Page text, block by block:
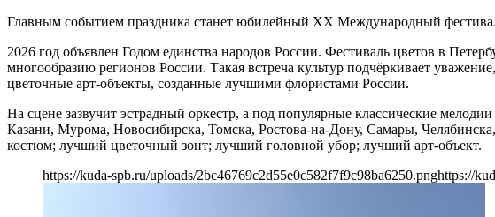
Главным событием праздника станет юбилейный XX Международный
2026 год объявлен Годом единства народов России. Фестиваль цветов в
многообразию регионов России. Такая встреча культур подчёркивает
цветочные арт-объекты, созданные лучшими флористами России.
На сцене зазвучит эстрадный оркестр, а под популярные классические
Казани, Мурома, Новосибирска, Томска, Ростова-на-Дону, Самары,
костюм; лучший цветочный зонт; лучший головной убор; лучший арт-объект.
https://kuda-spb.ru/uploads/2bc46769c2d55e0c582f7f9c98ba6250.pnghttps://